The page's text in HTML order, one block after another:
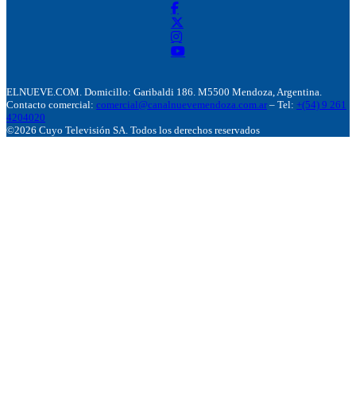
ELNUEVE.COM. Domicillo: Garibaldi 186. M5500 Mendoza, Argentina.
Contacto comercial: comercial@canalnuevemendoza.com.ar – Tel: +(54) 9 261
4204020
©2026 Cuyo Televisión SA. Todos los derechos reservados